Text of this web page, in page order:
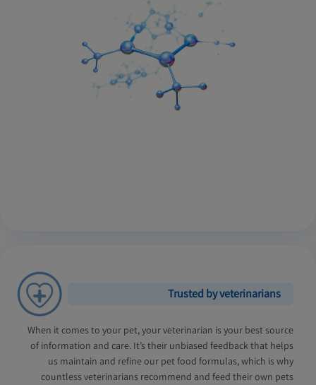
Trusted by veterinarians
When it comes to your pet, your veterinarian is your best source
of information and care. It’s their unbiased feedback that helps
us maintain and refine our pet food formulas, which is why
countless veterinarians recommend and feed their own pets